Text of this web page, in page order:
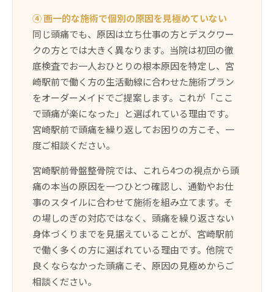
④ 画一的な施術で個別の原因を見極めていない
同じ頭痛でも、原因は立ち仕事の方とデスクワー
クの方とでは大きく異なります。当院は初回の徹
底検査でお一人おひとりの根本原因を特定し、宮
崎駅前で働く方の生活動線に合わせた施術プラン
をオーダーメイドでご提案します。これが「ここ
で頭痛が楽になった」と選ばれている理由です。
宮崎駅前で頭痛を繰り返してお困りの方こそ、一
度ご相談ください。
宮崎駅前骨盤整骨院では、これら4つの視点から頭
痛の本当の原因を一つひとつ確認し、通勤やお仕
事のスタイルに合わせて施術を組み立てます。そ
の場しのぎの対応ではなく、頭痛を繰り返さない
身体づくりまでを見据えていることが、宮崎駅前
で働く多くの方に選ばれている理由です。他院で
良くならなかった頭痛こそ、原因の見極めからご
相談ください。